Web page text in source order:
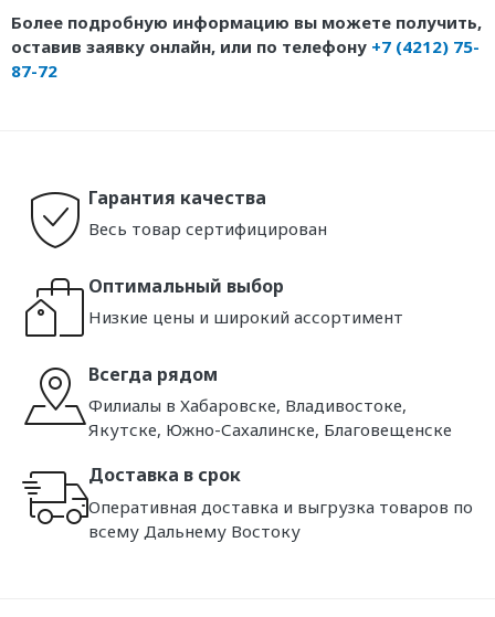
Более подробную информацию вы можете получить,
оставив заявку онлайн, или по телефону +7 (4212) 75-
87-72
Гарантия качества
Весь товар сертифицирован
Оптимальный выбор
Низкие цены и широкий ассортимент
Всегда рядом
Филиалы в Хабаровске, Владивостоке,
Якутске, Южно-Сахалинске, Благовещенске
Доставка в срок
Оперативная доставка и выгрузка товаров по
всему Дальнему Востоку